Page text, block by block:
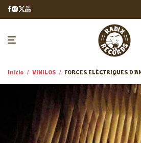
Inicio / VINILOS / FORCES ELÈCTRIQUES